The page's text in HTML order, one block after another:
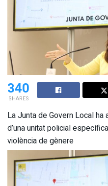
340
SHARES
La Junta de Govern Local ha
d’una unitat policial
violència de gènere